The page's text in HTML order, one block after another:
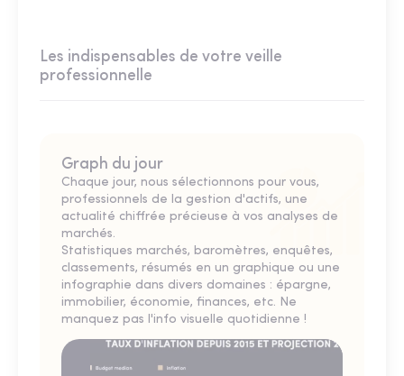
Les indispensables de votre veille
professionnelle
Graph du jour
Chaque jour, nous sélectionnons pour vous,
professionnels de la gestion d'actifs, une
actualité chiffrée précieuse à vos analyses de
marchés.
Statistiques marchés, baromètres, enquêtes,
classements, résumés en un graphique ou une
infographie dans divers domaines : épargne,
immobilier, économie, finances, etc. Ne
manquez pas l'info visuelle quotidienne !